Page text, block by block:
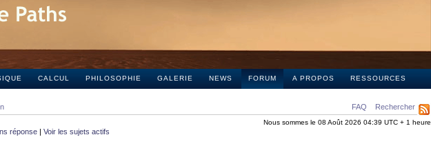
CALCUL PHILOSOPHIE GALERIE NEWS FORUM A PROPOS RESSOURCES
FAQ Rechercher
Nous sommes le 08 Août 2026 04:39 UTC + 1 heure
réponse | Voir les sujets actifs